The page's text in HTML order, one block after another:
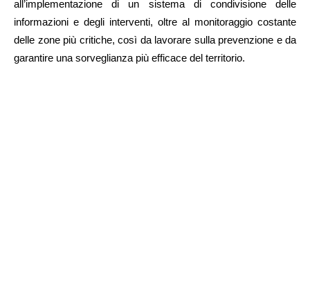
all’implementazione di un sistema di condivisione delle
informazioni e degli interventi, oltre al monitoraggio costante
delle zone più critiche, così da lavorare sulla prevenzione e da
garantire una sorveglianza più efficace del territorio.